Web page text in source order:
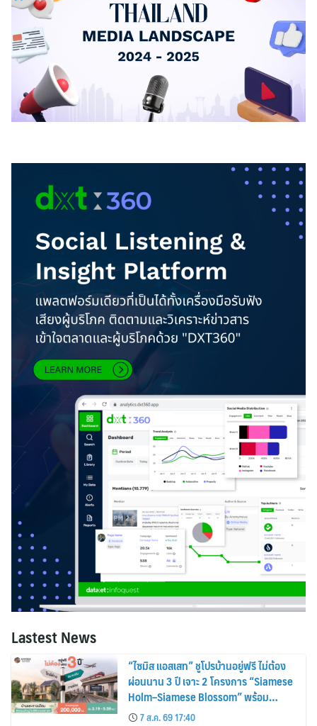
Lastest News
“ไซมิส แอสเสท” ชูโปรบ้านอยู่ฟรี ไม่ต้อง
ผ่อนนาน 3 ปี เจาะ 2 โครงการ “Siamese
Holm–Siamese Blossom” พร้อม
ส่วนลดและสิทธิพิเศษถึง 31 สิงหาคม
7 ส.ค. 69 17:40